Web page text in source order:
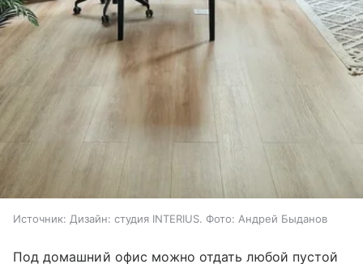
Источник: Дизайн: студия INTERIUS. Фото: Андрей Быданов
Под домашний офис можно отдать любой пустой